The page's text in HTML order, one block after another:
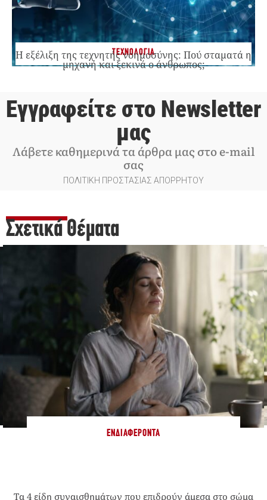
ΤΕΧΝΟΛΟΓΙΑ
Η εξέλιξη της τεχνητής νοημοσύνης: Πού σταματά η
μηχανή και ξεκινά ο άνθρωπος;
Εγγραφείτε στο Newsletter
μας
Λάβετε καθημερινά τα άρθρα μας στο e-mail
σας
ΠΟΛΙΤΙΚΗ ΠΡΟΣΤΑΣΙΑΣ ΑΠΟΡΡΗΤΟΥ
Σχετικά Θέματα
ΕΝΔΙΑΦΈΡΟΝΤΑ
Τα 4 είδη συναισθημάτων που επιδρούν άμεσα στο σώμα